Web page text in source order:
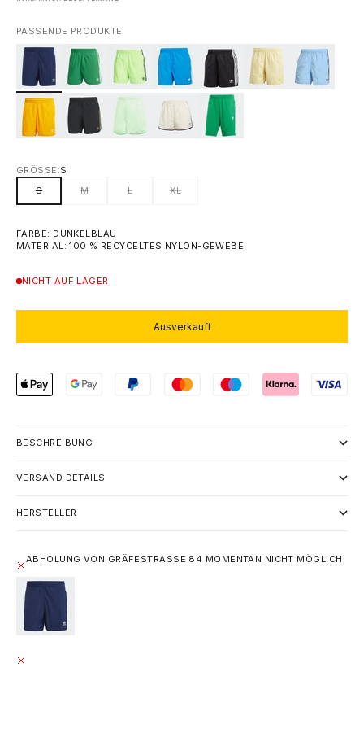
PASSENDE PRODUKTE:
GRÖSSE: S
S
M L XL
FARBE: DUNKELBLAU
MATERIAL: 100 % RECYCELTES NYLON-GEWEBE
NICHT AUF LAGER
Ausverkauft
BESCHREIBUNG
VERSAND DETAILS
HERSTELLER
ABHOLUNG VON GRÄFESTRASSE 84 MOMENTAN NICHT MÖGLICH